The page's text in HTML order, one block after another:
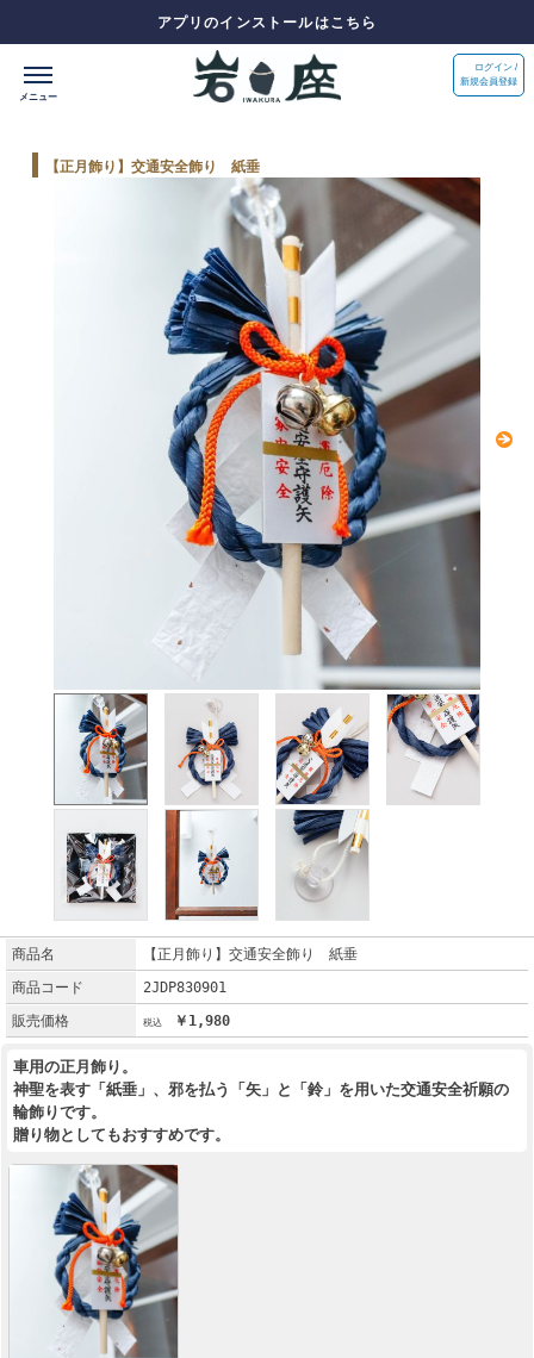
アプリのインストールはこちら
ログイン /
新規会員登録
【正月飾り】交通安全飾り 紙垂
商品名
【正月飾り】交通安全飾り 紙垂
商品コード
2JDP830901
販売価格
￥1,980
車用の正月飾り。
神聖を表す「紙垂」、邪を払う「矢」と「鈴」を用いた交通安全祈願の
輪飾りです。
贈り物としてもおすすめです。